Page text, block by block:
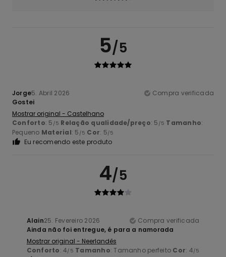
5/5
Jorge5. Abril 2026
Compra verificada
Gostei
Mostrar original - Castelhano
Conforto: 5 /5 Relação qualidade/preço: 5 /5 Tamanho:
Pequeno Material: 5 /5 Cor: 5/5
Eu recomendo este produto
4/5
Alain25. Fevereiro 2026
Compra verificada
Ainda não foi entregue, é para a namorada
Mostrar original - Neerlandês
Conforto: 4/5 Tamanho: Tamanho perfeito Cor: 4/5